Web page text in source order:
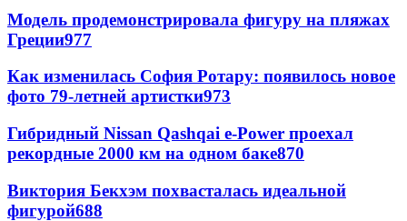
Модель продемонстрировала фигуру на пляжах
Греции977
Как изменилась София Ротару: появилось новое
фото 79-летней артистки973
Гибридный Nissan Qashqai e-Power проехал
рекордные 2000 км на одном баке870
Виктория Бекхэм похвасталась идеальной
фигурой688